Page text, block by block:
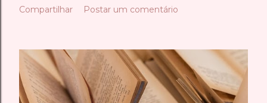
Compartilhar Postar um comentário